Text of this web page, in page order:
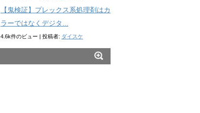
【鬼検証】プレックス系処理剤はカ
ラーではなくデジタ...
4.6k件のビュー | 投稿者: ダイスケ